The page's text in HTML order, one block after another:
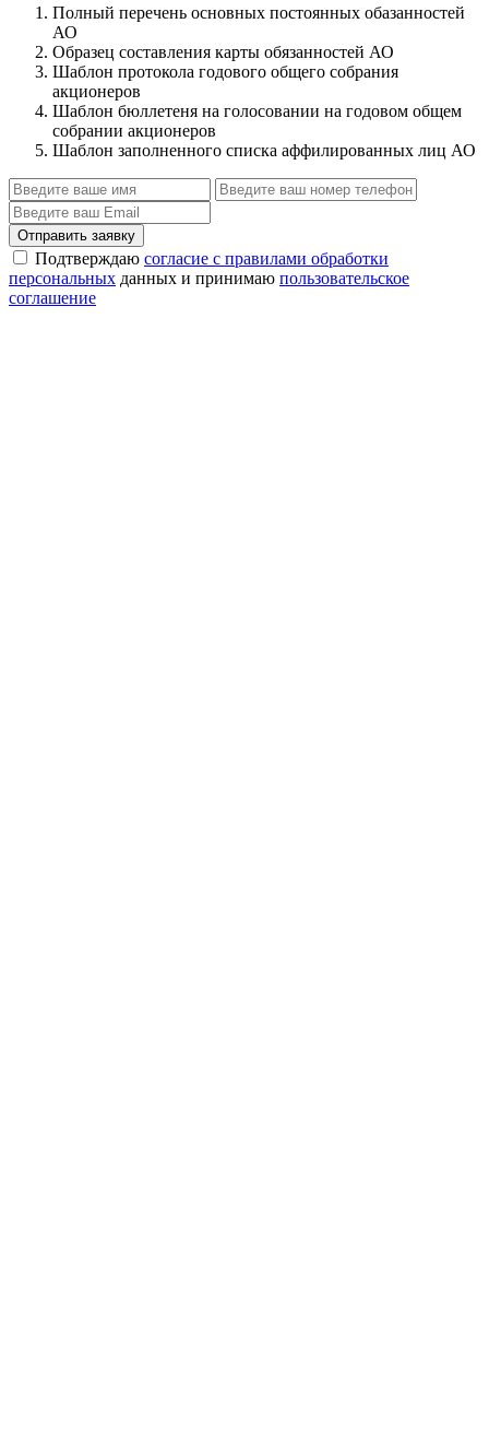
Полный перечень основных постоянных обазанностей
АО
Образец составления карты обязанностей АО
Шаблон протокола годового общего собрания
акционеров
Шаблон бюллетеня на голосовании на годовом общем
собрании акционеров
Шаблон заполненного списка аффилированных лиц АО
Отправить заявку
Подтверждаю согласие с правилами обработки
персональных данных и принимаю пользовательское
соглашение